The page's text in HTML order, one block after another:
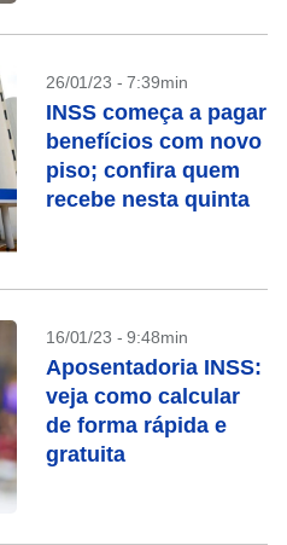
26/01/23 - 7:39min
INSS começa a pagar
benefícios com novo
piso; confira quem
recebe nesta quinta
16/01/23 - 9:48min
Aposentadoria INSS:
veja como calcular
de forma rápida e
gratuita